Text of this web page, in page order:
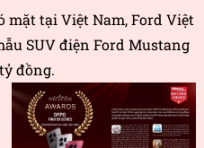
mặt tại Việt Nam, Ford Việt
SUV điện Ford Mustang
đồng.